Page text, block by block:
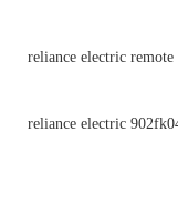
reliance electric
reliance electric